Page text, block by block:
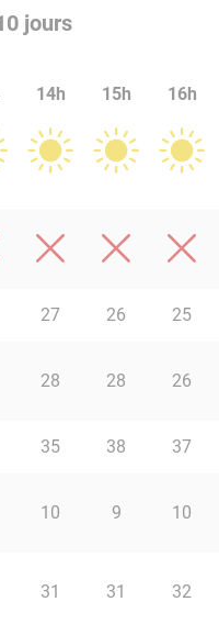
jours
14h 15h 16h
27 26 25
28 28 26
35 38 37
10 9 10
31 31 32